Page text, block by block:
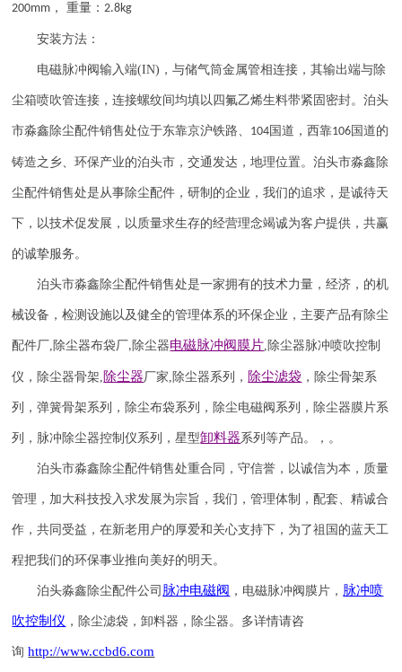
200mm ， 重量：2.8kg
安装方法：
电磁脉冲阀输入端(IN) ，与储气筒金属管相连接，其输出端与除
尘箱喷吹管连接，连接螺纹间均填以四氟乙烯生料带紧固密封。泊头
市淼鑫除尘配件销售处位于东靠京沪铁路、 104 国道，西靠106 国道的
铸造之乡、环保产业的泊头市，交通发达，地理位置。泊头市淼鑫除
尘配件销售处是从事除尘配件，研制的企业，我们的追求，是诚待天
下，以技术促发展，以质量求生存的经营理念竭诚为客户提供，共赢
的诚挚服务。
泊头市淼鑫除尘配件销售处是一家拥有的技术力量，经济，的机
械设备，检测设施以及健全的管理体系的环保企业，主要产品有除尘
配件厂, 除尘器布袋厂, 除尘器电磁脉冲阀膜片, 除尘器脉冲喷吹控制
仪 ， 除尘器骨架,除尘器厂家, 除尘器系列， 除尘滤袋 ，除尘骨架系
列，弹簧骨架系列，除尘布袋系列，除尘电磁阀系列，除尘器膜片系
列，脉冲除尘器控制仪系列，星型卸料器系列等产品。，。
泊头市淼鑫除尘配件销售处重合同，守信誉，以诚信为本，质量
管理，加大科技投入求发展为宗旨，我们，管理体制，配套、精诚合
作，共同受益，在新老用户的厚爱和关心支持下，为了祖国的蓝天工
程把我们的环保事业推向美好的明天。
泊头淼鑫除尘配件公司 脉冲电磁阀 ，电磁脉冲阀膜片， 脉冲喷
吹控制仪 ，除尘滤袋，卸料器，除尘器。 多详情请咨
询 http://www.ccbd6.com